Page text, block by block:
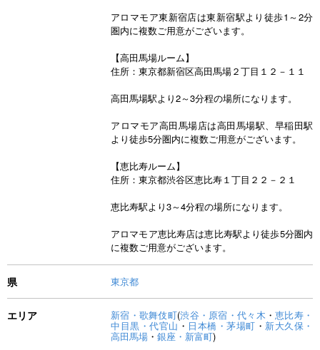
アロマモア東新宿店は東新宿駅より徒歩1～2分
圏内に複数ご用意がございます。
【高田馬場ルーム】
住所：東京都新宿区高田馬場２丁目１２－１１
高田馬場駅より2～3分程の場所になります。
アロマモア高田馬場店は高田馬場駅、早稲田駅
より徒歩5分圏内に複数ご用意がございます。
【恵比寿ルーム】
住所：東京都渋谷区恵比寿１丁目２２－２１
恵比寿駅より3～4分程の場所になります。
アロマモア恵比寿店は恵比寿駅より徒歩5分圏内
に複数ご用意がございます。
県 東京都
エリア 新宿・歌舞伎町(渋谷・原宿・代々木 ・恵比寿・
中目黒・代官山・ 日本橋・茅場町 ・ 新大久保・
高田馬場 ・ 銀座・新富町)